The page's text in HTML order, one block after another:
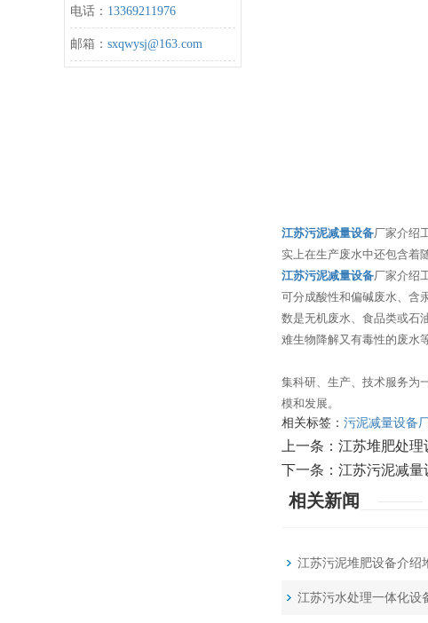
电话： 13369211976
邮箱： sxqwysj@163.com
江苏污泥减量设备厂家介绍
实上在生产废水中还包含着
江苏污泥减量设备厂家介绍
可分成酸性和偏碱废水、含
数是无机废水、食品类或石
难生物降解又有毒性的废水等
集科研、生产、技术服务为
模和发展。
相关标签： 污泥减量设备
上一条： 江苏堆肥处理
下一条： 江苏污泥减量
相关新闻
江苏污泥堆肥设备介绍
江苏污水处理一体化设